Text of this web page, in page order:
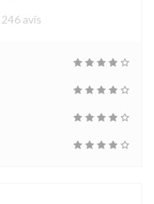
246 avis